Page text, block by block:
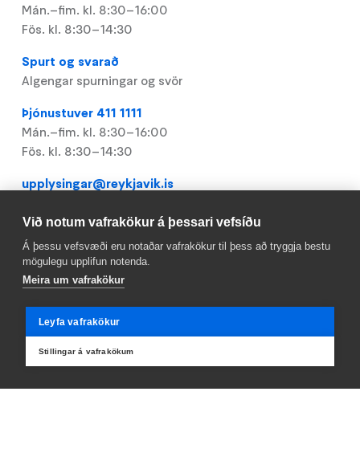
Mán.–fim. kl. 8:30–16:00
Fös. kl. 8:30–14:30
Spurt og svarað
Algengar spurningar og svör
Þjónustuver 411 1111
Mán.–fim. kl. 8:30–16:00
Fös. kl. 8:30–14:30
upplysingar@reykjavik.is
Gagnlegt
Footer
Mínar síður
Laus störf
Við notum vafrakökur á þessari vefsíðu
Á þessu vefsvæði eru notaðar vafrakökur til þess að tryggja bestu
mögulegu upplifun notenda.
Meira um vafrakökur
Leyfa vafrakökur
Stillingar á vafrakökum